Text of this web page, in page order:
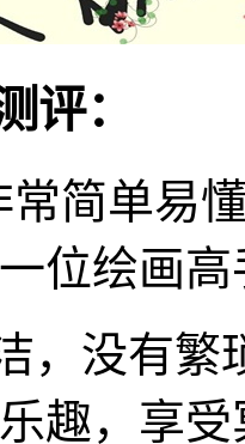
评：
常简单易
位绘画高
，没有
趣，享